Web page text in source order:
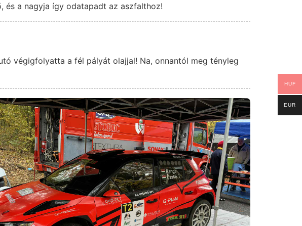
és a nagyja így odatapadt az aszfalthoz!
végigfolyatta a fél pályát olajjal! Na, onnantól meg tényleg
HUF
EUR